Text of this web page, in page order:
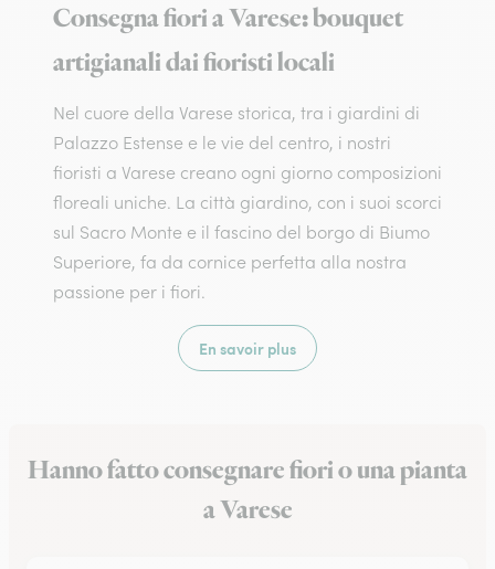
Consegna fiori a Varese: bouquet
artigianali dai fioristi locali
Nel cuore della Varese storica, tra i giardini di
Palazzo Estense e le vie del centro, i nostri
fioristi a Varese creano ogni giorno composizioni
floreali uniche. La città giardino, con i suoi scorci
sul Sacro Monte e il fascino del borgo di Biumo
Superiore, fa da cornice perfetta alla nostra
passione per i fiori.
En savoir plus
Hanno fatto consegnare fiori o una pianta
a Varese